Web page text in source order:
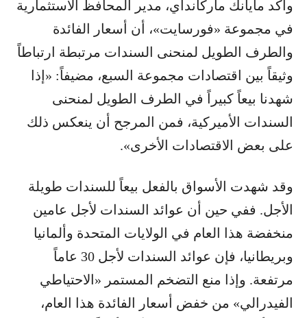
وأكد مايانك ماركانداي، مدير المحافظ الاستثمارية
في مجموعة «فورسايت»، أن أسعار الفائدة
والطرف الطويل لمنحنى السندات مرتبطة ارتباطاً
وثيقاً بين اقتصادات مجموعة السبع، مضيفاً: «إذا
شهدنا بيعاً كبيراً في الطرف الطويل لمنحنى
السندات الأميركية، فمن المرجح أن ينعكس ذلك
على بعض الاقتصادات الأخرى».
وقد شهدت الأسواق بالفعل بيعاً للسندات طويلة
الأجل. ففي حين أن عوائد السندات لأجل عامين
منخفضة هذا العام في الولايات المتحدة وألمانيا
وبريطانيا، فإن عوائد السندات لأجل 30 عاماً
مرتفعة. وإذا منع التضخم المستمر «الاحتياطي
الفيدرالي» من خفض أسعار الفائدة هذا العام،